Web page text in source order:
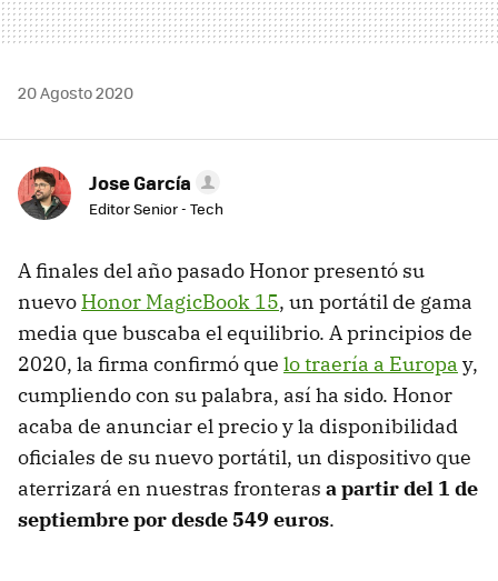
20 Agosto 2020
Jose García
Editor Senior - Tech
A finales del año pasado Honor presentó su
nuevo Honor MagicBook 15, un portátil de gama
media que buscaba el equilibrio. A principios de
2020, la firma confirmó que lo traería a Europa y,
cumpliendo con su palabra, así ha sido. Honor
acaba de anunciar el precio y la disponibilidad
oficiales de su nuevo portátil, un dispositivo que
aterrizará en nuestras fronteras a partir del 1 de
septiembre por desde 549 euros.